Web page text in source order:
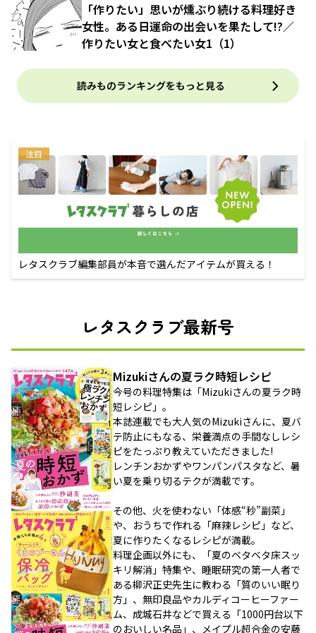
「作りたい」思いが燻ぶり続ける料理好き
女性。ある日運命の出会いを果たして!?／
作りたい女と食べたい女1（1）
読みものランキングをもっと見る
注目
レタスクラブ編集部員が本音で選んだアイテムが買える！
レタスクラブ最新号
Mizukiさんの夏ラク時短レシピ
今号の料理特集は「Mizukiさんの夏ラク時
短レシピ」。
本誌連載でも大人気のMizukiさんに、夏バ
テ防止にもなる、栄養満点の手間なしレシ
ピをたっぷり教えていただきました!
レンチンおかずやワンパンパスタなど、暑
い夏を乗り切るテクが満載です。
その他、火を使わない「体感“秒”副菜」
や、おうちで作れる「麻辣レシピ」など、
夏に作りたくなるレシピが満載。
料理企画以外にも、「夏のベタベタ床スッ
キリ解消」特集や、睡眠研究の第一人者で
ある柳沢正史先生に教わる「質のいい眠り
方」、無印良品やカルディコーヒーファー
ム、成城石井などで買える「1000円台以下
のおいしい名品」、メイプル超合金の安藤